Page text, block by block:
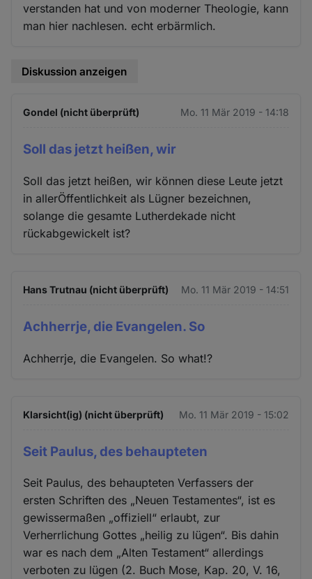
verstanden hat und von moderner Theologie, kann
man hier nachlesen. echt erbärmlich.
Diskussion anzeigen
Gondel (nicht überprüft) Mo. 11 Mär 2019 - 14:18
Soll das jetzt heißen, wir
Soll das jetzt heißen, wir können diese Leute jetzt
in allerÖffentlichkeit als Lügner bezeichnen,
solange die gesamte Lutherdekade nicht
rückabgewickelt ist?
Hans Trutnau (nicht überprüft) Mo. 11 Mär 2019 - 14:51
Achherrje, die Evangelen. So
Achherrje, die Evangelen. So what!?
Klarsicht(ig) (nicht überprüft) Mo. 11 Mär 2019 - 15:02
Seit Paulus, des behaupteten
Seit Paulus, des behaupteten Verfassers der
ersten Schriften des „Neuen Testamentes“, ist es
gewissermaßen „offiziell“ erlaubt, zur
Verherrlichung Gottes „heilig zu lügen“. Bis dahin
war es nach dem „Alten Testament“ allerdings
verboten zu lügen (2. Buch Mose, Kap. 20, V. 16,